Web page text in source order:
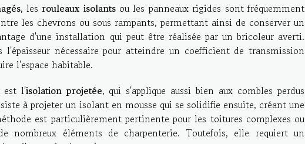
, les rouleaux isolantsou les panneaux rigides sont fréquemment
les chevrons ou sous rampants, permettant ainsi de conserver un
d'une installation qui peut être réalisée par un bricoleur averti.
nécessaire pour atteindre un coefficient de transmission
l'espace habitable.
est l'isolation projetée, qui s'applique aussi bien aux combles perdus
à projeter un isolant en mousse qui se solidifie ensuite, créant une
est particulièrement pertinente pour les toitures complexes ou
nombreux éléments de charpenterie. Toutefois, elle requiert un